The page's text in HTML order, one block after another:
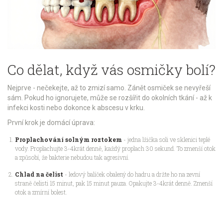
Co dělat, když vás osmičky bolí?
Nejprve - nečekejte, až to zmizí samo. Zánět osmiček se nevyřeší
sám. Pokud ho ignorujete, může se rozšířit do okolních tkání - až k
infekci kosti nebo dokonce k abscesu v krku.
První krok je domácí úprava:
Proplachování solným roztokem - jedna lžička soli ve sklenici teplé
vody. Proplachujte 3-4krát denně, každý proplach 30 sekund. To zmenší otok
a způsobí, že bakterie nebudou tak agresivní.
Chlad na čelist - ledový balíček obalený do hadru a držte ho na zevní
straně čelisti 15 minut, pak 15 minut pauza. Opakujte 3-4krát denně. Zmenší
otok a zmírní bolest.